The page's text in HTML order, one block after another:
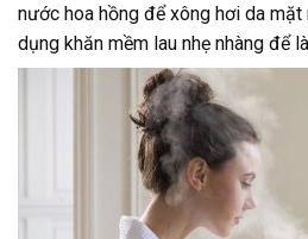
nước hoa hồng để xông hơi da
dụng khăn mềm lau nhẹ nhàng để